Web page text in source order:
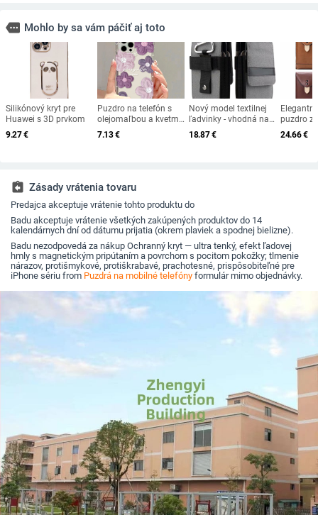
more Mohlo by sa vám páčiť aj toto
Silikónový kryt pre
Huawei s 3D prvkom
9.27€
Puzdro na telefón s
olejomaľbou a kvetmi
pre iPhone 11, puzdro
na iPhone 12, 13, 16,
zadné puzdro
7.13€
Nový model textilnej
ľadvinky - vhodná na
mobilné použitie
18.87€
puzdro z
24.66€
assignment_return Zásady vrátenia tovaru
Predajca akceptuje vrátenie tohto produktu do
Badu akceptuje vrátenie všetkých zakúpených produktov do 14
kalendárnych dní od dátumu prijatia (okrem plaviek a spodnej bielizne).
Badu nezodpovedá za nákup Ochranný kryt — ultra tenký, efekt ľadovej
hmly s magnetickým pripútaním a povrchom s pocitom pokožky; tlmenie
nárazov, protišmykové, protiškrabavé, prachotesné, prispôsobiteľné pre
iPhone sériu from Puzdrá na mobilné telefóny formulár mimo objednávky.